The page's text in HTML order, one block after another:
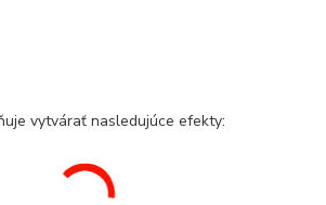
vytvárať nasledujúce efekty: